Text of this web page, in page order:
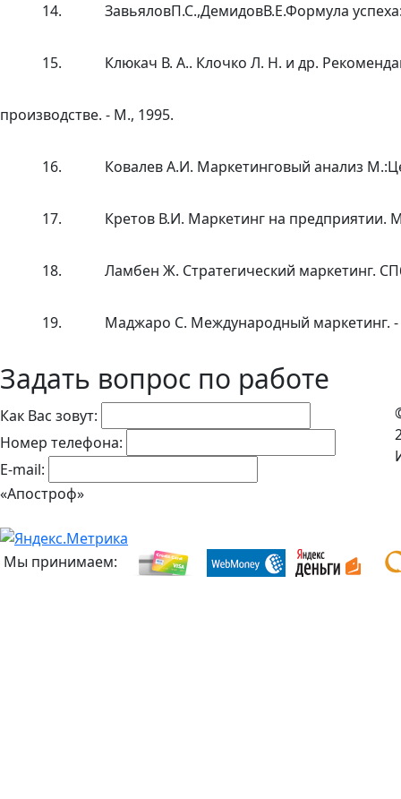
14. ЗавьяловП.С.,ДемидовВ.Е.Формула
15. Клюкач В. А.. Клочко Л. Н. и др.
производстве. - М., 1995.
16. Ковалев А.И. Маркетинговый анализ
17. Кретов В.И. Маркетинг на предприятии.
18. Ламбен Ж. Стратегический маркетинг.
19. Маджаро С. Международный маркетинг.
Задать вопрос по работе
Как Вас зовут:
Номер телефона:
E-mail:
«Апостроф»
Мы принимаем: